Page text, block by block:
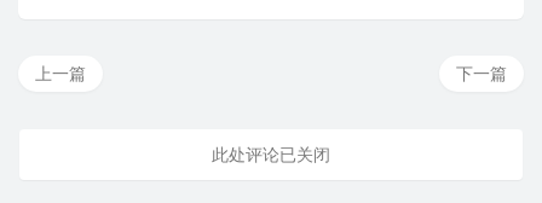
下一篇
上一篇
此处评论已关闭